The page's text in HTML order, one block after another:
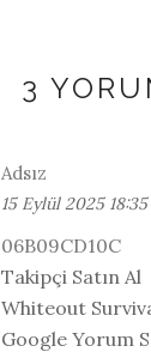
3
Adsız
15 Eylül 2025 18:35
06B09CD10C
Takipçi Satın Al
Whiteout
Google Yorum